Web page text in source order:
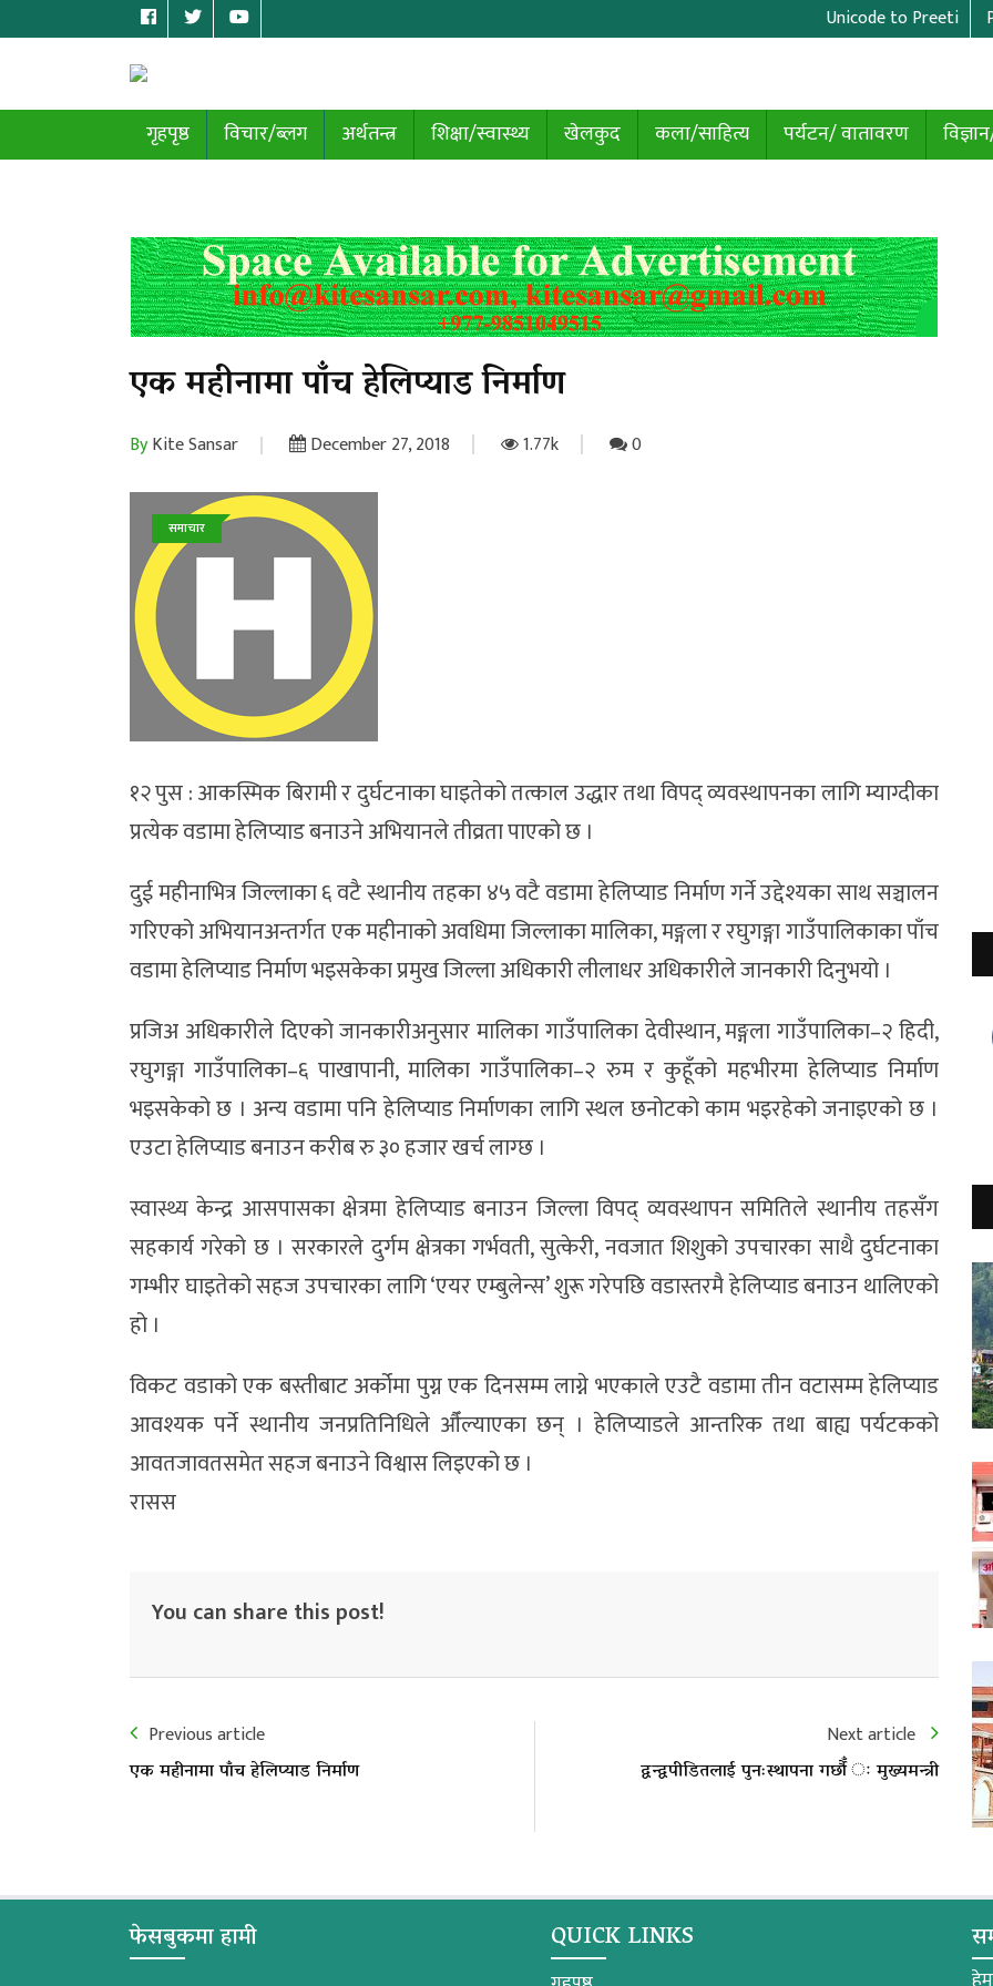
Unicode to Preeti
गृहपृष्ठ विचार/ब्लग अर्थतन्त्र शिक्षा/स्वास्थ्य खेलकुद कला/साहित्य पर्यटन/ वातावरण
एक महीनामा पाँच हेलिप्याड निर्माण
ByKite Sansar December 27, 2018 1.77k 0
समाचार
१२ पुस : आकस्मिक बिरामी र दुर्घटनाका घाइतेको तत्काल उद्धार तथा विपद् व्यवस्थापनका लागि म्याग्दीका
प्रत्येक वडामा हेलिप्याड बनाउने अभियानले तीव्रता पाएको छ ।
दुई महीनाभित्र जिल्लाका ६ वटै स्थानीय तहका ४५ वटै वडामा हेलिप्याड निर्माण गर्ने उद्देश्यका साथ सञ्चालन
गरिएको अभियानअन्तर्गत एक महीनाको अवधिमा जिल्लाका मालिका, मङ्गला र रघुगङ्गा गाउँपालिकाका पाँच
वडामा हेलिप्याड निर्माण भइसकेका प्रमुख जिल्ला अधिकारी लीलाधर अधिकारीले जानकारी दिनुभयो ।
प्रजिअ अधिकारीले दिएको जानकारीअनुसार मालिका गाउँपालिका देवीस्थान, मङ्गला गाउँपालिका–२ हिदी,
रघुगङ्गा गाउँपालिका–६ पाखापानी, मालिका गाउँपालिका–२ रुम र कुहूँको महभीरमा हेलिप्याड निर्माण
भइसकेको छ । अन्य वडामा पनि हेलिप्याड निर्माणका लागि स्थल छनोटको काम भइरहेको जनाइएको छ ।
एउटा हेलिप्याड बनाउन करीब रु ३० हजार खर्च लाग्छ ।
स्वास्थ्य केन्द्र आसपासका क्षेत्रमा हेलिप्याड बनाउन जिल्ला विपद् व्यवस्थापन समितिले स्थानीय तहसँग
सहकार्य गरेको छ । सरकारले दुर्गम क्षेत्रका गर्भवती, सुत्केरी, नवजात शिशुको उपचारका साथै दुर्घटनाका
गम्भीर घाइतेको सहज उपचारका लागि ‘एयर एम्बुलेन्स’ शुरू गरेपछि वडास्तरमै हेलिप्याड बनाउन थालिएको
हो ।
विकट वडाको एक बस्तीबाट अर्कोमा पुग्न एक दिनसम्म लाग्ने भएकाले एउटै वडामा तीन वटासम्म हेलिप्याड
आवश्यक पर्ने स्थानीय जनप्रतिनिधिले औँल्याएका छन् । हेलिप्याडले आन्तरिक तथा बाह्य पर्यटकको
आवतजावतसमेत सहज बनाउने विश्वास लिइएको छ ।
रासस
You can share this post!
Previous article
एक महीनामा पाँच हेलिप्याड निर्माण
Next article
द्वन्द्वपीडितलाई पुनःस्थापना गर्छौँ ः मुख्यमन्त्री
फेसबुकमा हामी QUICK LINKS